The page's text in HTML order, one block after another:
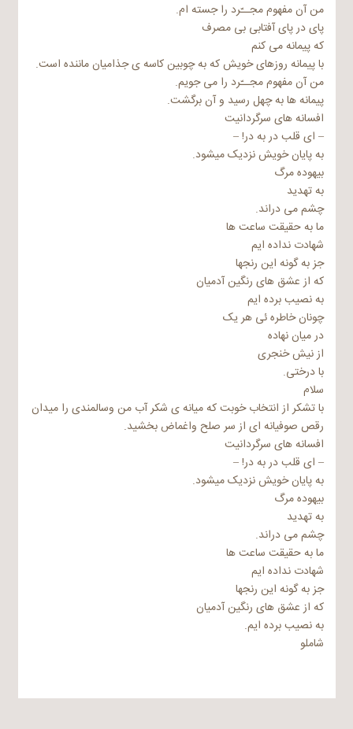
من آن مفهوم مجــّرد را جسته ام.
پای در پای آفتابی بی مصرف
که پیمانه می کنم
با پیمانه روزهای خویش که به چوبین کاسه ی جذامیان ماننده است.
من آن مفهوم مجــّرد را می جویم.
پیمانه ها به چهل رسید و آن برگشت.
افسانه های سرگردانیت
– ای قلب در به در! –
به پایان خویش نزدیک میشود.
بیهوده مرگ
به تهدید
چشم می دراند.
ما به حقیقت ساعت ها
شهادت نداده ایم
جز به گونه این رنجها
که از عشق های رنگین آدمیان
به نصیب برده ایم
چونان خاطره ئی هر یک
در میان نهاده
از نیش خنجری
با درختی.
سلام
با تشکر از انتخاب خوبت که میانه ی شکر آب من وسالمندی را میدان
رقص صوفیانه ای از سر صلح واغماض بخشید.
افسانه های سرگردانیت
– ای قلب در به در! –
به پایان خویش نزدیک میشود.
بیهوده مرگ
به تهدید
چشم می دراند.
ما به حقیقت ساعت ها
شهادت نداده ایم
جز به گونه این رنجها
که از عشق های رنگین آدمیان
به نصیب برده ایم.
شاملو